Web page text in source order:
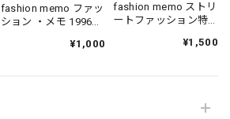
fashion memo ファッ
ション ・メモ 1996．
¥1,000
fashion memo ストリ
ートファッション特
¥1,500